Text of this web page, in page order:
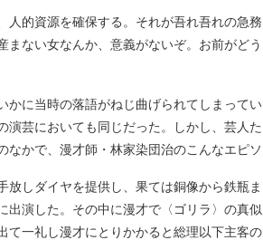
人的資源を確保する。それが吾れ吾れの急
ない女なんか、意義がないぞ。お前がど
に当時の落語がねじ曲げられてしまって
芸においても同じだった。しかし、芸人
かで、漫才師・林家染団治のこんなエピソ
放しダイヤを提供し、果ては銅像から鉄瓶
出演した。その中に漫才で〈ゴリラ〉の真
一礼し漫才にとりかかると総理以下主客